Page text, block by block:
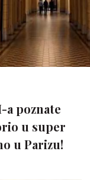
a poznate
u super
u Parizu!